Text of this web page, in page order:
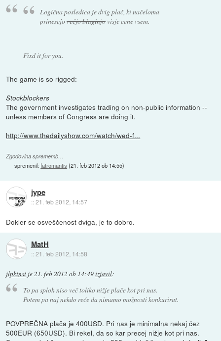
Logična posledica je dvig plač, ki načeloma
prinesejovečjo blaginjo visje cene vsem.
Fixd it for you.
The game is so rigged:
Stockblockers
The government investigates trading on non-public information --
unless members of Congress are doing it.
http://www.thedailyshow.com/watch/wed-f...
Zgodovina sprememb…
spremenil: Iatromantis (21. feb 2012 ob 14:55)
jype
::21. feb 2012, 14:57
Dokler se osveščenost dviga, je to dobro.
MatH
::21. feb 2012, 14:58
jlpktnst je 21. feb 2012 ob 14:49izjavil:
To pa sploh niso več toliko nižje plače kot pri nas.
Potem pa naj nekdo reče da nimamo možnosti konkurirat.
POVPREČNA plača je 400USD. Pri nas je minimalna nekaj čez
500EUR (650USD). Bi rekel, da so kar precej nižje kot pri nas.